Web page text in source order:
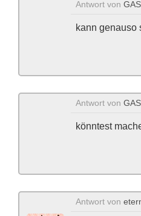
Antwort von
kann genauso
Antwort von
könntest
Antwort von